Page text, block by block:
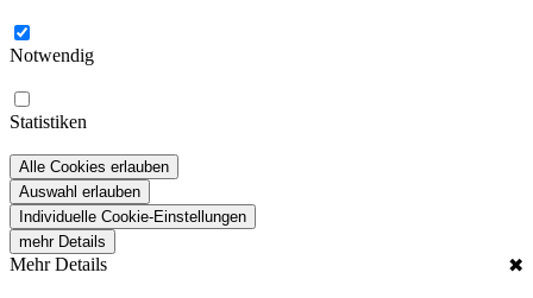
Notwendig
Statistiken
Alle Cookies erlauben
Auswahl erlauben
Individuelle Cookie-Einstellungen
mehr Details
Mehr Details ✖